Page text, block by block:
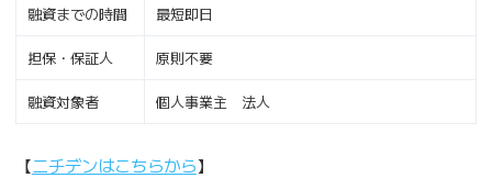
融資までの時間 最短即日
担保・保証人 原則不要
融資対象者 個人事業主 法人
【ニチデンはこちらから】